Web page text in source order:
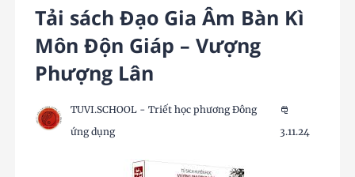
Tải sách Đạo Gia Âm Bàn Kì
Môn Độn Giáp – Vượng
Phượng Lân
TUVI.SCHOOL - Triết học phương Đông
ứng dụng
3.11.24